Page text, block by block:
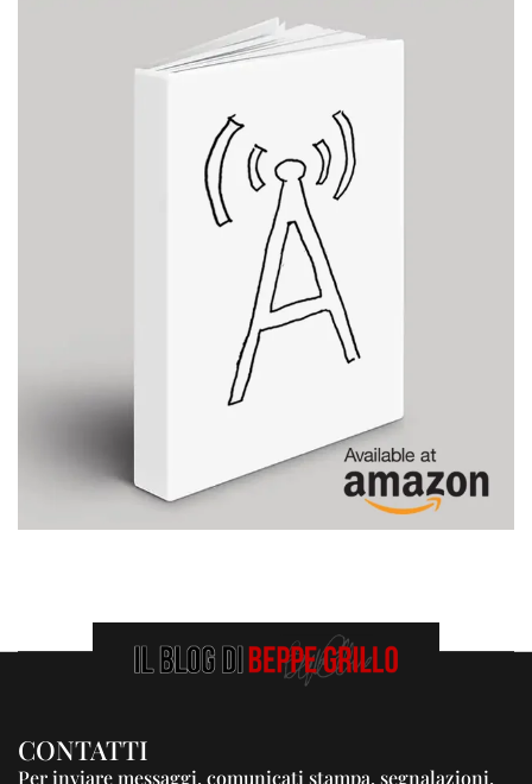
CONTATTI
Per inviare messaggi, comunicati stampa, segnalazioni,